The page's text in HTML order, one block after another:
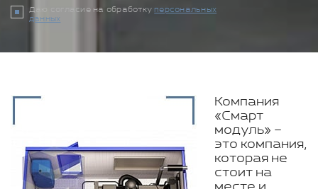
Даю согласие на обработкуперсональных
данных
Компания
«Смарт
модуль» –
это компания,
которая не
стоит на